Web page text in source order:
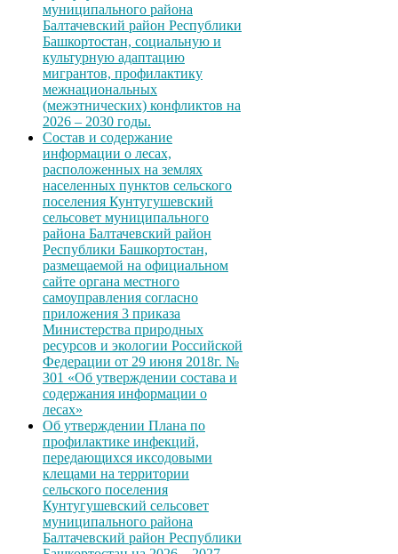
муниципального района
Балтачевский район Республики
Башкортостан, социальную и
культурную адаптацию
мигрантов, профилактику
межнациональных
(межэтнических) конфликтов на
2026 – 2030 годы.
Состав и содержание
информации о лесах,
расположенных на землях
населенных пунктов сельского
поселения Кунтугушевский
сельсовет муниципального
района Балтачевский район
Республики Башкортостан,
размещаемой на официальном
сайте органа местного
самоуправления согласно
приложения 3 приказа
Министерства природных
ресурсов и экологии Российской
Федерации от 29 июня 2018г. №
301 «Об утверждении состава и
содержания информации о
лесах»
Об утверждении Плана по
профилактике инфекций,
передающихся иксодовыми
клещами на территории
сельского поселения
Кунтугушевский сельсовет
муниципального района
Балтачевский район Республики